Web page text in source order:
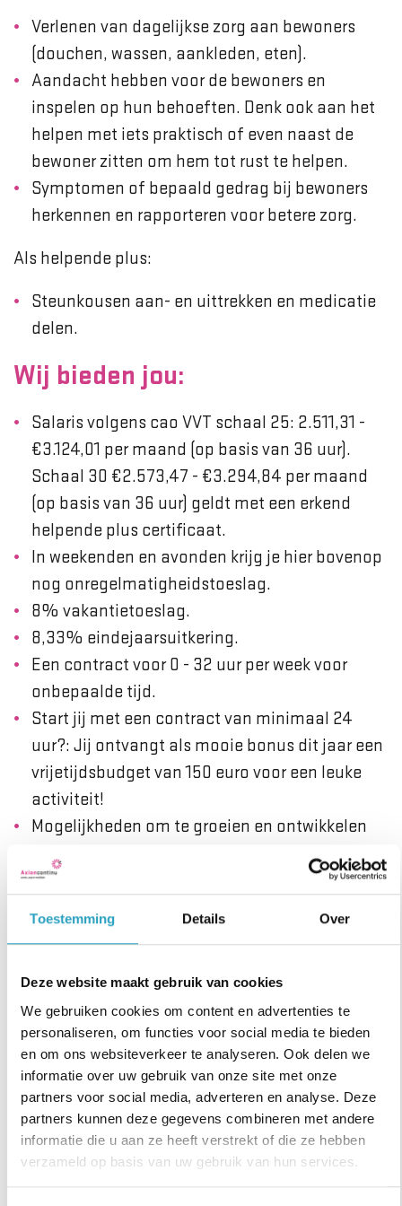
Toestemming Details Over
Deze website maakt gebruik van cookies
We gebruiken cookies om content en advertenties te
personaliseren, om functies voor social media te bieden
en om ons websiteverkeer te analyseren. Ook delen we
informatie over uw gebruik van onze site met onze
partners voor social media, adverteren en analyse. Deze
partners kunnen deze gegevens combineren met andere
informatie die u aan ze heeft verstrekt of die ze hebben
verzameld op basis van uw gebruik van hun services.
Verlenen van dagelijkse zorg aan bewoners
(douchen, wassen, aankleden, eten).
Aandacht hebben voor de bewoners en
inspelen op hun behoeften. Denk ook aan het
helpen met iets praktisch of even naast de
bewoner zitten om hem tot rust te helpen.
Symptomen of bepaald gedrag bij bewoners
herkennen en rapporteren voor betere zorg.
Als helpende plus:
Steunkousen aan- en uittrekken en medicatie
delen.
Wij bieden jou:
Salaris volgens cao VVT schaal 25: 2.511,31 -
€3.124,01 per maand (op basis van 36 uur).
Schaal 30 €2.573,47 - €3.294,84 per maand
(op basis van 36 uur) geldt met een erkend
helpende plus certificaat.
In weekenden en avonden krijg je hier bovenop
nog onregelmatigheidstoeslag.
8% vakantietoeslag.
8,33% eindejaarsuitkering.
Een contract voor 0 - 32 uur per week voor
onbepaalde tijd.
Start jij met een contract van minimaal 24
uur?: Jij ontvangt als mooie bonus dit jaar een
vrijetijdsbudget van 150 euro voor een leuke
activiteit!
Mogelijkheden om te groeien en ontwikkelen
en voor de Helpende Plus module of voor een
BBL-traject Verzorgende IG.
Wat neem je mee?
Je bent in het bezit van een diploma mbo-2
(Helpende Zorg & Welzijn) met bij voorkeur een
helpende plus certificaat.
Ervaring met de doelgroep wel gewenst. Of
ervaring met complex gedrag in de sector GGZ,
met de doelgroep mensen met een
verstandelijke beperking, GGZ, psychiatrie,
complexe dementie of cognitieve revalidatie is